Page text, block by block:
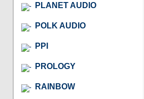
PLANET AUDIO
POLK AUDIO
PPI
PROLOGY
RAINBOW